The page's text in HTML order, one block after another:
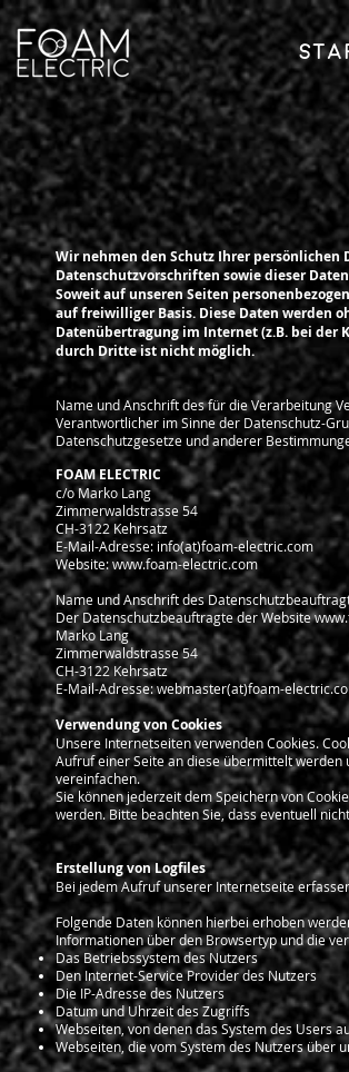
Wir nehmen den Schutz Ihrer persönlichen
Datenschutzvorschriften sowie dieser
Soweit auf unseren Seiten
auf freiwilliger Basis. Diese Daten werden
Datenübertragung im Internet (z.B. bei der
durch Dritte ist nicht möglich.
Name und Anschrift des für die Verarbeitung
Verantwortlicher im Sinne der Datenschutz-
Datenschutzgesetze und anderer
FOAM ELECTRIC
c/o Marko Lang
Zimmerwaldstrasse 54
CH-3122 Kehrsatz
E-Mail-Adresse: info(at)foam-electric.com
Website: www.foam-electric.com
Name und Anschrift des
Der Datenschutzbeauftragte der Website
Marko Lang
Zimmerwaldstrasse 54
CH-3122 Kehrsatz
E-Mail-Adresse: webmaster(at)foam-
Verwendung von Cookies
Unsere Internetseiten verwenden Cookies.
Aufruf einer Seite an diese übermittelt werden
vereinfachen.
Sie können jederzeit dem Speichern von
werden. Bitte beachten Sie, dass eventuell
Erstellung von Logfiles
Bei jedem Aufruf unserer Internetseite
Folgende Daten können hierbei erhoben
Informationen über den Browsertyp und die
Das Betriebssystem des Nutzers
Den Internet-Service Provider des Nutzers
Die IP-Adresse des Nutzers
Datum und Uhrzeit des Zugriffs
Webseiten, von denen das System des Users
Webseiten, die vom System des Nutzers über